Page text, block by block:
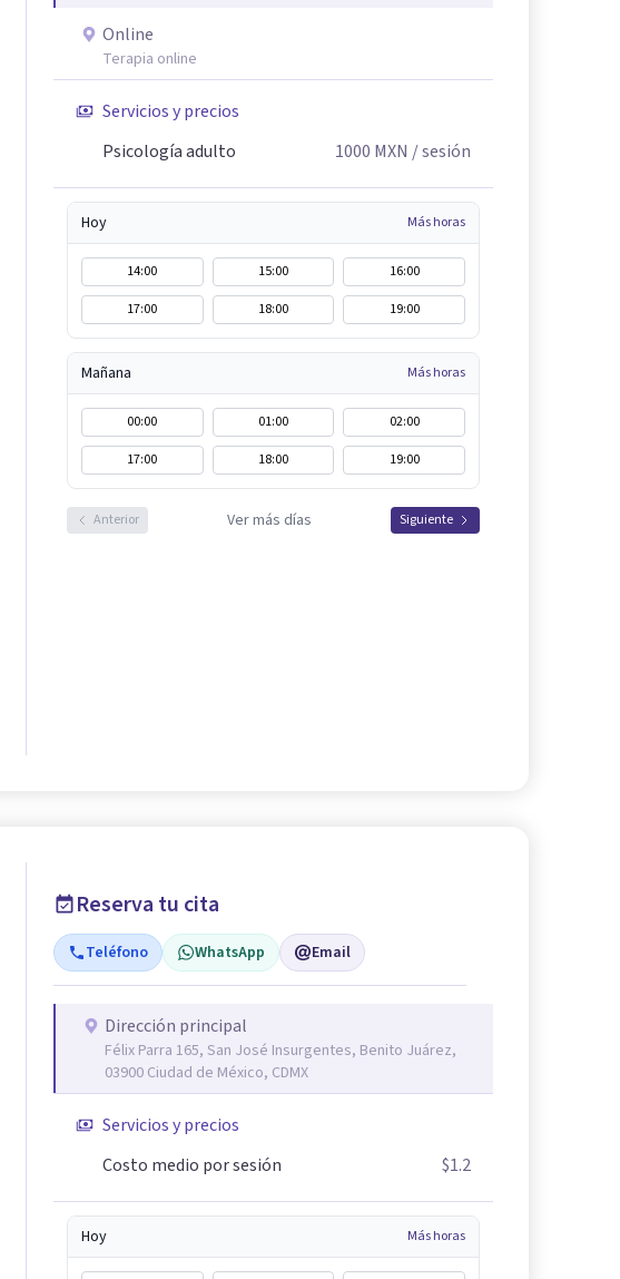
Online
Terapia online
Servicios y precios
Psicología adulto
1000 MXN / sesión
Hoy Más horas
14:00 15:00
16:00
17:00
18:00 19:00
Mañana Más horas
00:00 01:00
02:00
17:00
18:00 19:00
Anterior Ver más días Siguiente
Reserva tu cita
Teléfono WhatsApp Email
Dirección principal
Félix Parra 165, San José Insurgentes, Benito Juárez,
03900 Ciudad de México, CDMX
Servicios y precios
Costo medio por sesión
$1.2
Hoy Más horas